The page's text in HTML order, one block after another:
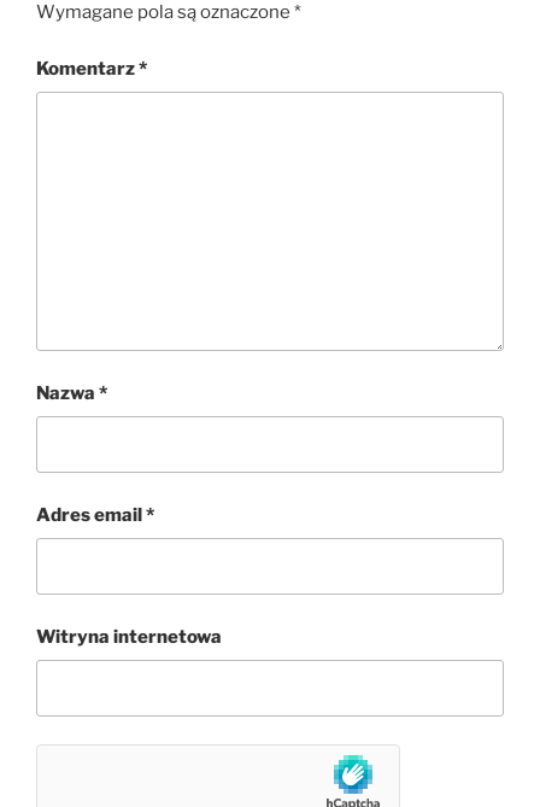
Wymagane pola są oznaczone *
Komentarz*
Nazwa *
Adres email*
Witryna internetowa